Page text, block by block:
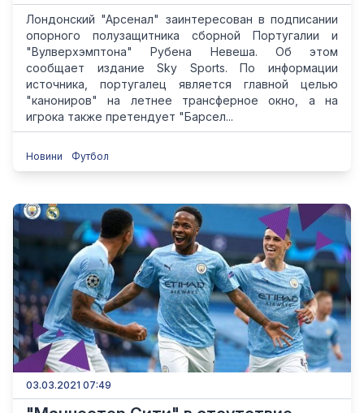
Лондонский "Арсенал" заинтересован в подписании
опорного полузащитника сборной Португалии и
"Вулверхэмптона" Рубена Невеша. Об этом
сообщает издание Sky Sports. По информации
источника, португалец является главной целью
"канониров" на летнее трансферное окно, а на
игрока также претендует "Барсел...
Новини Футбол
03.03.2021 07:49